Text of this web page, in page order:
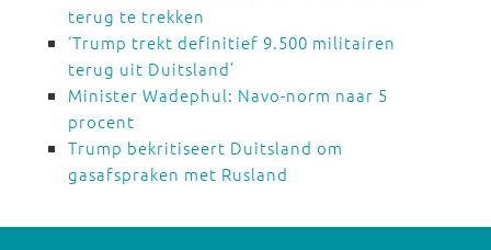
terug te trekken
‘Trump trekt definitief 9.500 militairen
terug uit Duitsland’
Minister Wadephul: Navo-norm naar 5
procent
Trump bekritiseert Duitsland om
gasafspraken met Rusland